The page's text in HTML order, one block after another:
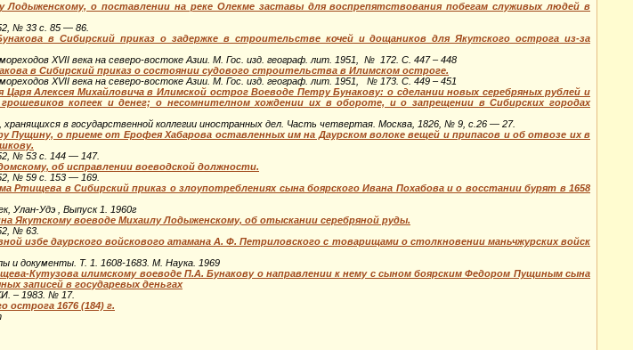
Лодыженскому, о поставлении на реке Олекме заставы для воспрепятствования побегам служивых людей в
№ 33 с. 85 — 86.
в Сибирский приказ о задержке в строительстве кочей и дощаников для Якутского острога из-за
XVII века на северо-востоке Азии. М. Гос. изд. географ. лит. 1951, № 172. С. 447 – 448
в Сибирский приказ о состоянии судового строительства в Илимском остроге.
XVII века на северо-востоке Азии. М. Гос. изд. географ. лит. 1951, № 173. С. 449 – 451
Царя Алексея Михайловича в Илимской острог Воеводе Петру Бунакову: о сделании новых серебряных рублей и
копеек и денег; о несомнителном хождении их в обороте, и о запрещении в Сибирских городах
хранящихся в государственной коллегии иностранных дел. Часть четвертая. Москва, 1826, № 9, с.26 — 27.
Пущину, о приеме от Ерофея Хабарова оставленных им на Даурском волоке вещей и припасов и об отвозе их в
№ 53 с. 144 — 147.
об исправлении воеводской должности.
№ 59 с. 153 — 169.
Ртищева в Сибирский приказ о злоупотреблениях сына боярского Ивана Похабова и о восстании бурят в 1658
Улан-Удэ , Выпуск 1. 1960г
Якутскому воеводе Михаилу Лодыженскому, об отыскании серебряной руды.
№ 63.
избе даурского войскового атамана А. Ф. Петриловского с товарищами о столкновении маньчжурских войск
и документы. Т. 1. 1608-1683. М. Наука. 1969
Кутузова илимскому воеводе П.А. Бунакову о направлении к нему с сыном боярским Федором Пущиным сына
записей в государевых деньгах
– 1983. № 17.
острога 1676 (184) г.